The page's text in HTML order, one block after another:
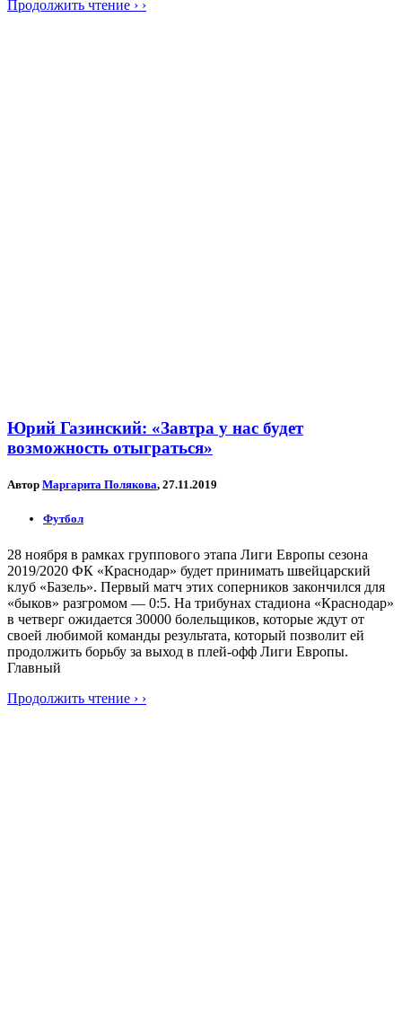
Продолжить чтение › ›
Юрий Газинский: «Завтра у нас будет
возможность отыграться»
Автор Маргарита Полякова, 27.11.2019
Футбол
28 ноября в рамках группового этапа Лиги Европы сезона
2019/2020 ФК «Краснодар» будет принимать швейцарский
клуб «Базель». Первый матч этих соперников закончился для
«быков» разгромом — 0:5. На трибунах стадиона «Краснодар»
в четверг ожидается 30000 болельщиков, которые ждут от
своей любимой команды результата, который позволит ей
продолжить борьбу за выход в плей-офф Лиги Европы.
Главный
Продолжить чтение › ›